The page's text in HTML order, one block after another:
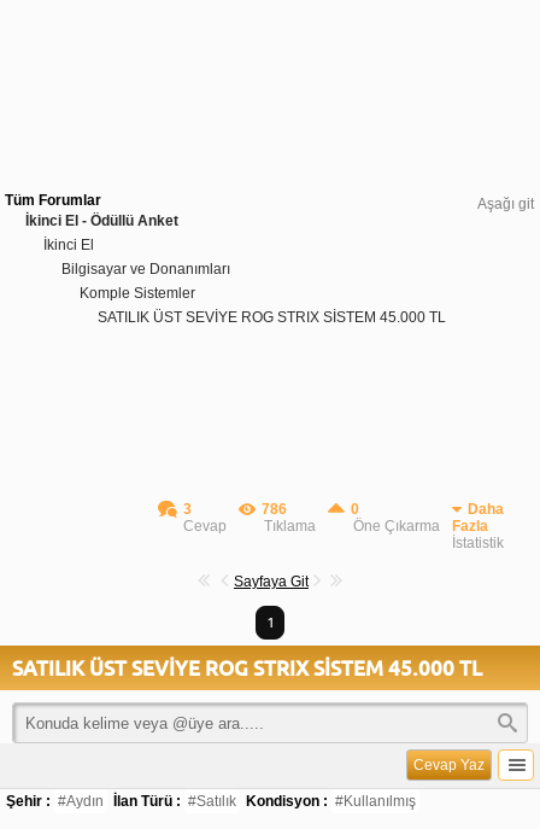
Aşağı git
Tüm Forumlar
İkinci El - Ödüllü Anket
İkinci El
Bilgisayar ve Donanımları
Komple Sistemler
SATILIK ÜST SEVİYE ROG STRIX SİSTEM 45.000 TL
3
Cevap
786
Tıklama
0
Öne Çıkarma
Daha
Fazla
İstatistik
Sayfaya Git
1
SATILIK ÜST SEVİYE ROG STRIX SİSTEM 45.000 TL
Cevap Yaz
Şehir : #Aydın İlan Türü : #Satılık Kondisyon : #Kullanılmış